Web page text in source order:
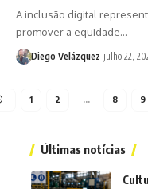
A inclusão digital
promover a equidade…
Diego Velázquez julho 22,
1 2 … 8 9
Últimas notícias